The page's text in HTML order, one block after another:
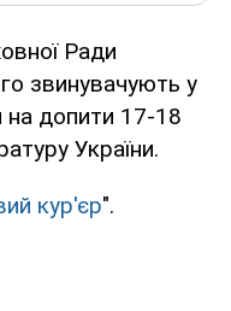
Ради
звинувачують у
на допити 17-18
України.
кур'єр".